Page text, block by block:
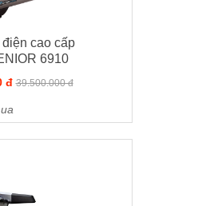
điện cao cấp
6910
đ 39.500.000 đ